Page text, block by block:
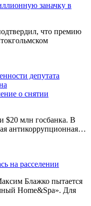
заначку в
что премию
о снятии
$20 млн госбанка. В
антикоррупционная…
на расселении
Блажко пытается
Home&Spa». Для